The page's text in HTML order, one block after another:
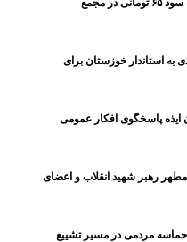
اخبار گروه سرمایه گذاری تصویب سود ۶۵ تومانی در مجمع
به استاندار خوزستان برای
پاسخگوی افکار عمومی
رهبر شهید انقلاب و اعضای
مردمی در مسیر تشییع